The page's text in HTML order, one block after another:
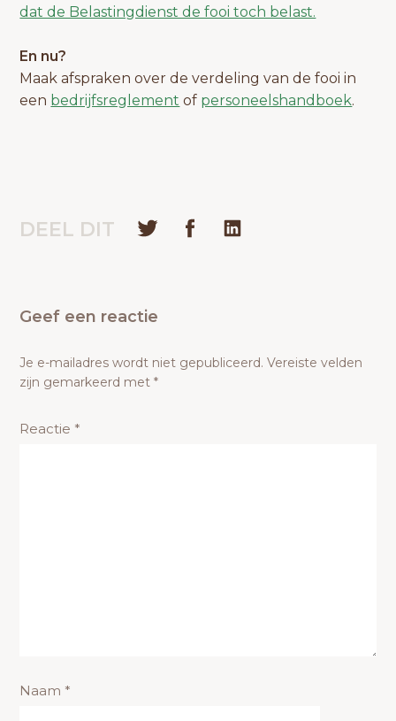
dat de Belastingdienst de fooi toch belast.
En nu?
Maak afspraken over de verdeling van de fooi in
een bedrijfsreglement of personeelshandboek.
DEEL DIT
Geef een reactie
Je e-mailadres wordt niet gepubliceerd. Vereiste velden
zijn gemarkeerd met*
Reactie *
Naam *